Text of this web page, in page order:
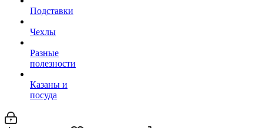
Подставки
Чехлы
Разные
полезности
Казаны и
посуда